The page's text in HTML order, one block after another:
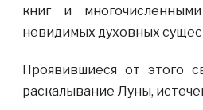
книг и
невидимых духовных
Проявившиеся от этого
раскалывание Луны,